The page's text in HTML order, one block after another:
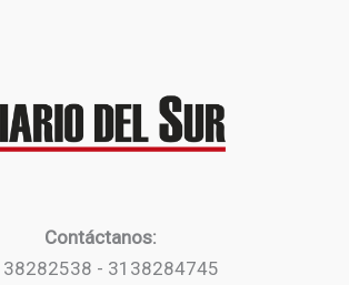
Contáctanos:
- 3138284745